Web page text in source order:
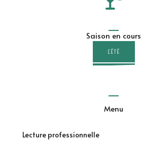
Saison en cours
L'ÉTÉ
Menu
Lecture professionnelle